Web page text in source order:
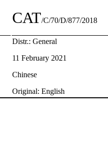
CAT/C/70/D/877/2018
Distr.: General
11 February 2021
Chinese
Original: English